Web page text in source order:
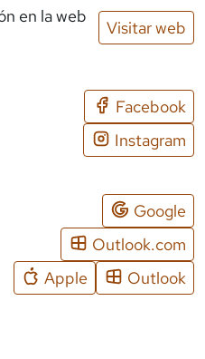
en la web
Visitar web
Facebook
Instagram
Google
Outlook.com
Apple
Outlook